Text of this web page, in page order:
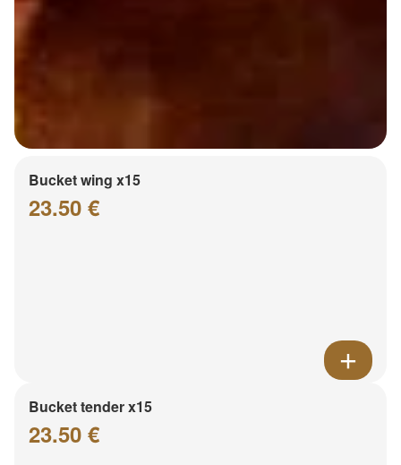
Bucket wing x15
23.50 €
Bucket tender x15
23.50 €